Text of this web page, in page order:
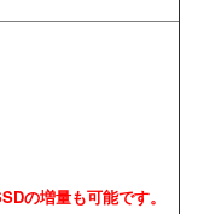
の増量も可能です。